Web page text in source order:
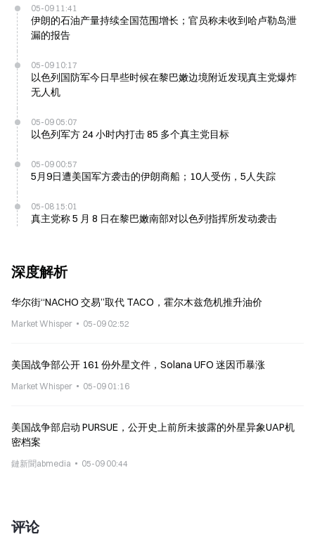
05-09 11:41
伊朗的石油产量持续全国范围增长；官员称未收到哈卢勒岛泄
漏的报告
05-09 10:17
以色列国防军今日早些时候在黎巴嫩边境附近发现真主党爆炸
无人机
05-09 05:07
以色列军方 24 小时内打击 85 多个真主党目标
05-09 00:57
5月9日遭美国军方袭击的伊朗商船；10人受伤，5人失踪
05-08 15:01
真主党称 5 月 8 日在黎巴嫩南部对以色列指挥所发动袭击
深度解析
华尔街“NACHO 交易”取代 TACO，霍尔木兹危机推升油价
Market Whisper 05-09 02:52
美国战争部公开 161 份外星文件，Solana UFO 迷因币暴涨
Market Whisper 05-09 01:16
美国战争部启动 PURSUE，公开史上前所未披露的外星异象UAP机
密档案
鏈新聞abmedia 05-09 00:44
评论